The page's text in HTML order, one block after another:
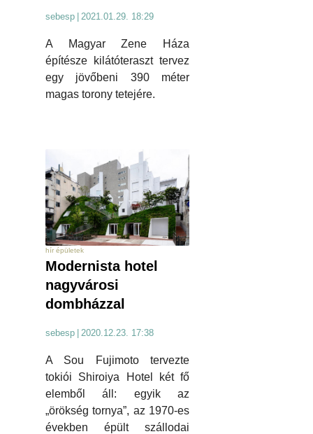
sebesp 2021.01.29. 18:29
A Magyar Zene Háza
építésze kilátóteraszt tervez
egy jövőbeni 390 méter
magas torony tetejére.
hír épületek
Modernista hotel
nagyvárosi
dombházzal
sebesp 2020.12.23. 17:38
A Sou Fujimoto tervezte
tokiói Shiroiya Hotel két fő
elemből áll: egyik az
„örökség tornya”, az 1970-es
években épült szállodai